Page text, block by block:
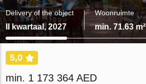
Delivery of the object
II kwartaal, 2027
Woonruimte
min. 71.63 m²
5,0
min. 1 173 364 AED